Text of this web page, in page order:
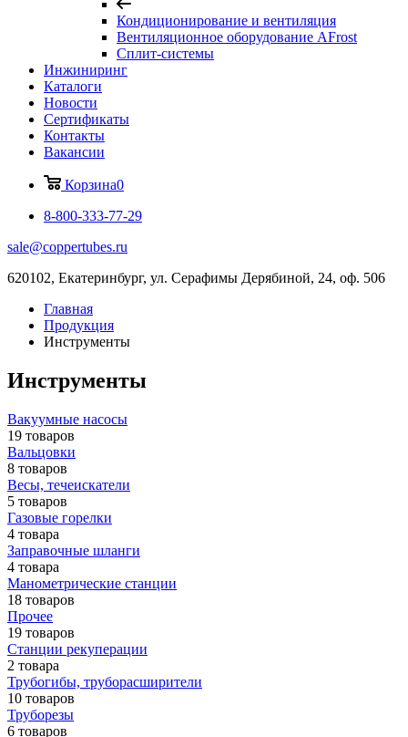
Кондиционирование и вентиляция
Вентиляционное оборудование AFrost
Сплит-системы
Инжиниринг
Каталоги
Новости
Сертификаты
Контакты
Вакансии
Корзина0
8-800-333-77-29
sale@coppertubes.ru
620102, Екатеринбург, ул. Серафимы Дерябиной, 24, оф. 506
Главная
Продукция
Инструменты
Инструменты
Вакуумные насосы
19 товаров
Вальцовки
8 товаров
Весы, течеискатели
5 товаров
Газовые горелки
4 товара
Заправочные шланги
4 товара
Манометрические станции
18 товаров
Прочее
19 товаров
Станции рекуперации
2 товара
Трубогибы, труборасширители
10 товаров
Труборезы
6 товаров